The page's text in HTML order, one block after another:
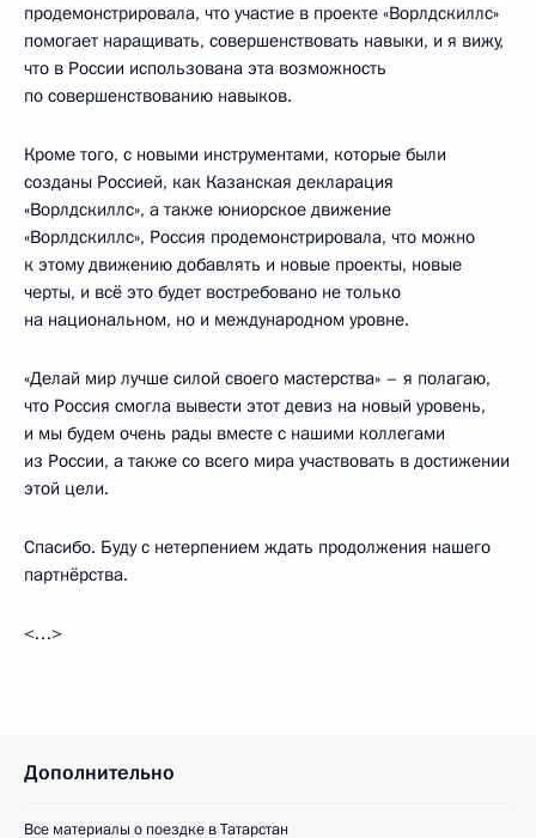
продемонстрировала, что участие в проекте «Ворлдскиллс»
помогает наращивать, совершенствовать навыки, и я вижу,
что в России использована эта возможность
по совершенствованию навыков.
Кроме того, с новыми инструментами, которые были
созданы Россией, как Казанская декларация
«Ворлдскиллс», а также юниорское движение
«Ворлдскиллс», Россия продемонстрировала, что можно
к этому движению добавлять и новые проекты, новые
черты, и всё это будет востребовано не только
на национальном, но и международном уровне.
«Делай мир лучше силой своего мастерства» – я полагаю,
что Россия смогла вывести этот девиз на новый уровень,
и мы будем очень рады вместе с нашими коллегами
из России, а также со всего мира участвовать в достижении
этой цели.
Спасибо. Буду с нетерпением ждать продолжения нашего
партнёрства.
<…>
Дополнительно
Все материалы о поездке в Татарстан